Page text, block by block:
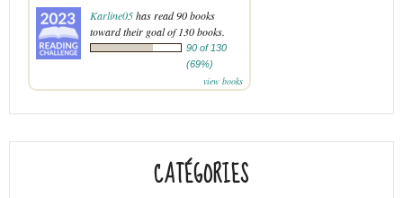
Karline05has read 90 books
toward their goal of 130 books.
90 of 130
(69%)
view books
CATÉGORIES